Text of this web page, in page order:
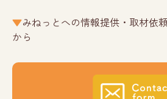
みねっとへの情報提供・取材依
から